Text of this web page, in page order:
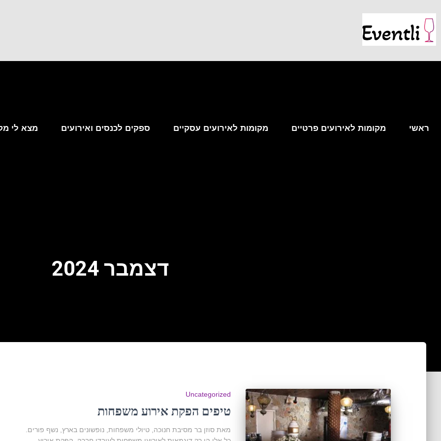
ראשי מקומות לאירועים פרטיים מקומות לאירועים עסקיים ספקים לכנסים ואירועים מצא לי
דצמבר 2024
Uncategorized
טיפים הפקת אירוע משפחות
מאת סוזן בר מסיבת חנוכה, טיולי משפחות, נופשונים בארץ, נשף פורים.